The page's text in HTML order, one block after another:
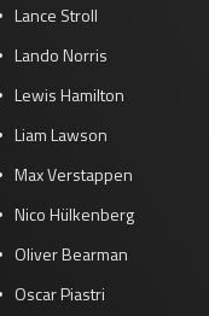
Lance Stroll
Lando Norris
Lewis Hamilton
Liam Lawson
Max Verstappen
Nico Hülkenberg
Oliver Bearman
Oscar Piastri